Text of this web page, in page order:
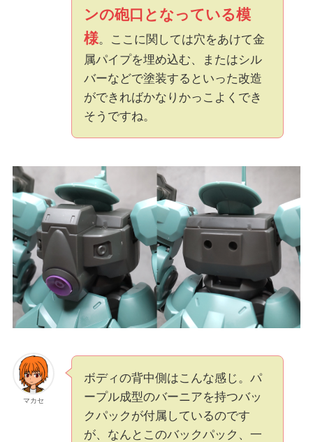
ンの砲口となっている模
様。ここに関しては穴をあけて金
属パイプを埋め込む、またはシル
バーなどで塗装するといった改造
ができればかなりかっこよくでき
そうですね。
マカセ
ボディの背中側はこんな感じ。パ
ープル成型のバーニアを持つバッ
クパックが付属しているのです
が、なんとこのバックパック、一